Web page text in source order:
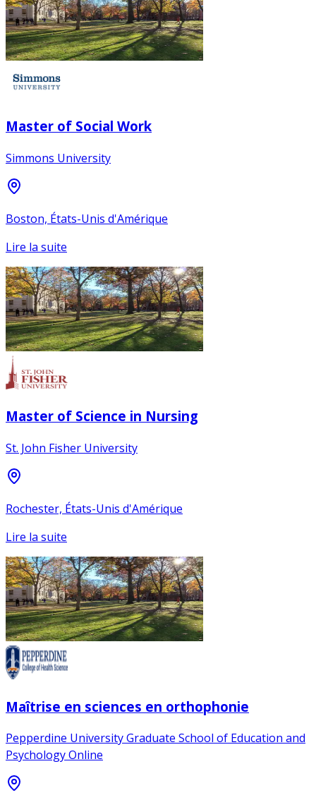
Master of Social Work
Simmons University
Boston, États-Unis d'Amérique
Lire la suite
Master of Science in Nursing
St. John Fisher University
Rochester, États-Unis d'Amérique
Lire la suite
Maîtrise en sciences en orthophonie
Pepperdine University Graduate School of Education and
Psychology Online